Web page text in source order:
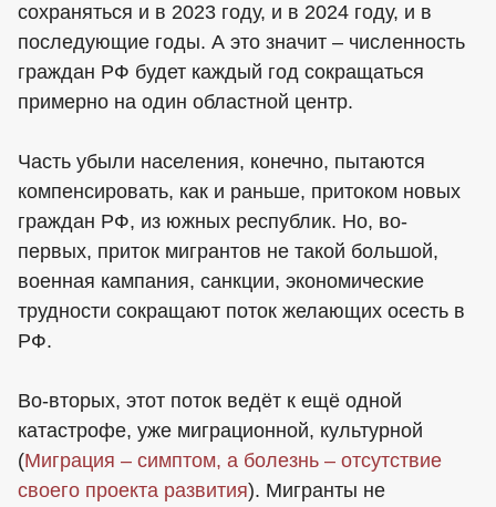
сохраняться и в 2023 году, и в 2024 году, и в
последующие годы. А это значит – численность
граждан РФ будет каждый год сокращаться
примерно на один областной центр.
Часть убыли населения, конечно, пытаются
компенсировать, как и раньше, притоком новых
граждан РФ, из южных республик. Но, во-
первых, приток мигрантов не такой большой,
военная кампания, санкции, экономические
трудности сокращают поток желающих осесть в
РФ.
Во-вторых, этот поток ведёт к ещё одной
катастрофе, уже миграционной, культурной
(Миграция – симптом, а болезнь – отсутствие
своего проекта развития). Мигранты не